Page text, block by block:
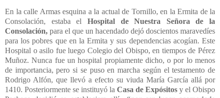
En la calle Armas esquina a la actual de Tornillo, en la Ermita de la
Consolación, estaba el Hospital de Nuestra Señora de la
Consolación, para el que un hacendado dejó doscientos maravedíes
para los pobres que en la Ermita y sus dependencias acogían. Este
Hospital o asilo fue luego Colegio del Obispo, en tiempos de Pérez
Muñoz. Nunca fue un hospital propiamente dicho, o por lo menos
de importancia, pero si se puso en marcha según el testamento de
Rodrigo Alfón, que llevó a efecto su viuda María García allá por
1410. Posteriormente se instituyó la Casa de Expósitos y el Obispo